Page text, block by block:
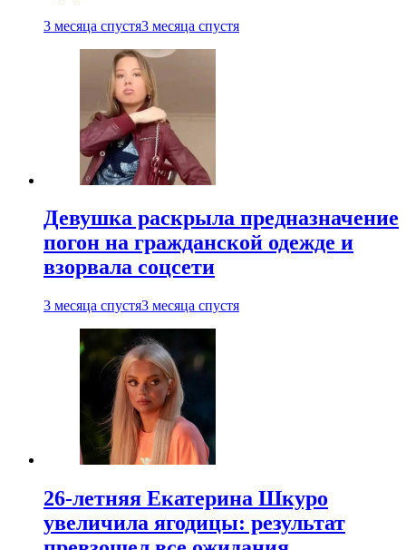
3 месяца спустя3 месяца спустя
Девушка раскрыла предназначение
погон на гражданской одежде и
взорвала соцсети
3 месяца спустя3 месяца спустя
26-летняя Екатерина Шкуро
увеличила ягодицы: результат